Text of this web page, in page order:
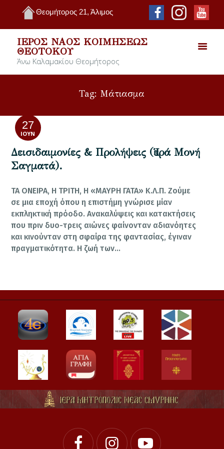
Θεομήτορος 21, Άλιμος
ΙΕΡΌΣ ΝΑΌΣ ΚΟΙΜΉΣΕΩΣ
ΘΕΟΤΌΚΟΥ
Άνω Καλαμακίου Θεομήτορος
Tag: Μάτιασμα
27
ΙΟΎΝ
Δεισιδαιμονίες & Προλήψεις (Ἱερά Μονή
Σαγματά).
ΤΑ ΟΝΕΙΡΑ, Η ΤΡΙΤΗ, Η «ΜΑΥΡΗ ΓΑΤΑ» Κ.Λ.Π. Ζούμε
σε μια εποχή όπου η επιστήμη γνώρισε μίαν
εκπληκτική πρόοδο. Ανακαλύψεις και κατακτήσεις
που πριν δυο-τρεις αιώνες φαίνονταν αδιανόητες
και κινούνταν στη σφαίρα της φαντασίας, έγιναν
πραγματικότητα. Η ζωή των…